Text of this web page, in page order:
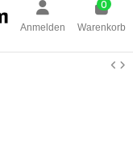
Anmelden
0
Warenkorb